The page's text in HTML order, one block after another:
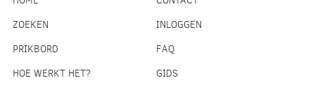
ZOEKEN
INLOGGEN
PRIKBORD
FAQ
HOE WERKT HET?
GIDS